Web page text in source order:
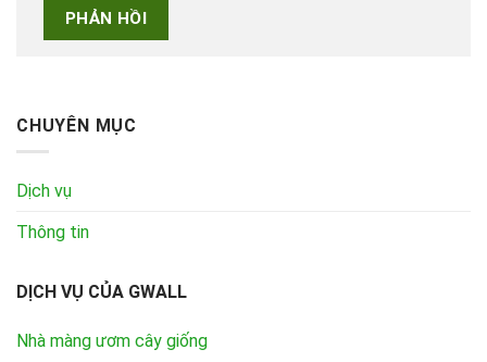
CHUYÊN MỤC
Dịch vụ
Thông tin
DỊCH VỤ CỦA GWALL
Nhà màng ươm cây giống